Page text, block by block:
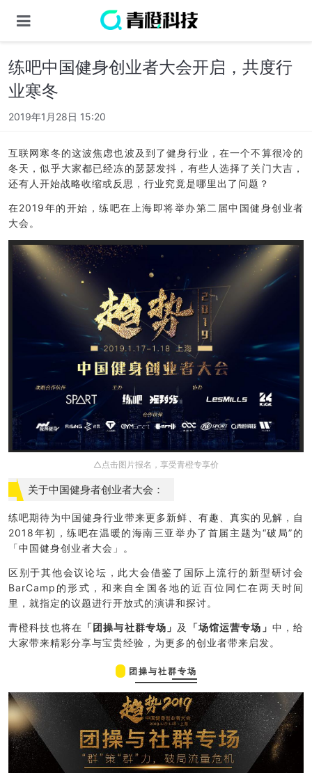
练吧中国健身创业者大会开启，共度行
业寒冬
2019年1月28日 15:20
互联网寒冬的这波焦虑也波及到了健身行业，在一个不算很冷的
冬天，似乎大家都已经冻的瑟瑟发抖，有些人选择了关门大吉，
还有人开始战略收缩或反思，行业究竟是哪里出了问题？
在2019年的开始，练吧在上海即将举办第二届中国健身创业者
大会。
△点击图片报名，享受青橙专享价
关于中国健身者创业者大会：
练吧期待为中国健身行业带来更多新鲜、有趣、真实的见解，自
2018年初，练吧在温暖的海南三亚举办了首届主题为“破局”的
「中国健身创业者大会」。
区别于其他会议论坛，此大会借鉴了国际上流行的新型研讨会
BarCamp的形式，和来自全国各地的近百位同仁在两天时间
里，就指定的议题进行开放式的演讲和探讨。
青橙科技也将在 「团操与社群专场」 及 「场馆运营专场」 中，给
大家带来精彩分享与宝贵经验，为更多的创业者带来启发。
团操与社群专场